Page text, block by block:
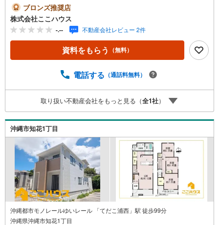
住まい実際に足を運んで頂くと、日当たりや周辺の雰囲気
などもよく分かります♪ 見学のご希望は、希望日時をお知
らせいただくだけでOKです！＝＝＝＝＝＝＝＝＝＝＝＝＝
＝＝＝＝＝＝＝＝＝＝＝＝＝＝＝＝＝＝＝＝【営業時間 9:
00-20:00】定休日:年中無休上記時間はお電話が繋がりやす
くなっております。ぜひお気軽にご連絡下さい！現地を見
よりご希望の日時をご記入いただけますとスムーズにご案
＝＝＝＝＝＝＝＝＝＝＝＝＝＝こちらの物件は「Yahoo！
不動産 成約でPayPayポイント最大20万円相当プレゼン
ト」対象です！資料請求または見学予約からご成約でポイ
ントGET！詳細はキャンペーンページをご確認ください。
＝＝＝＝＝＝＝＝＝＝＝＝＝＝＝＝＝＝＝＝＝＝＝＝＝＝
＝＝＝＝＝＝＝
ブロンズ推奨店
株式会社ここハウス
-.-- 不動産会社レビュー 2件
資料をもらう （無料）
電話する （通話料無料）
取り扱い不動産会社をもっと見る（全1社）
沖縄市知花1丁目
沖縄都市モノレールゆいレール 「てだこ浦西」駅 徒歩99分
沖縄県沖縄市知花1丁目